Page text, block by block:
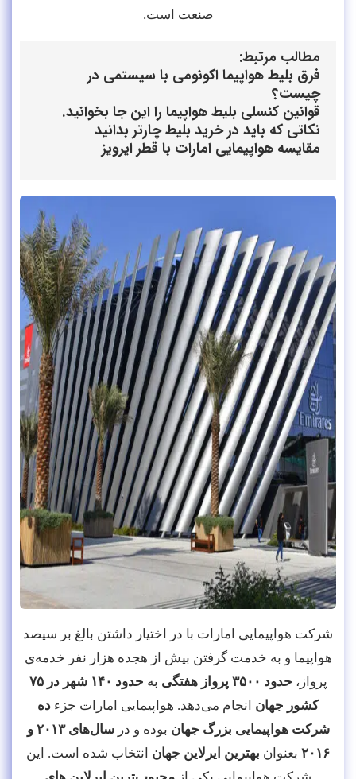
صنعت است.
مطالب مرتبط:
فرق بلیط هواپیما اکونومی با سیستمی در
چیست؟
قوانین کنسلی بلیط هواپیما را این جا بخوانید.
نکاتی که باید در خرید بلیط چارتر بدانید
مقایسه هواپیمایی امارات با قطر ایرویز
شرکت هواپیمایی امارات با در اختیار داشتن بالغ بر سیصد
هواپیما و به خدمت گرفتن بیش از هجده هزار نفر خدمه‌ی
پرواز، حدود ۳۵۰۰ پرواز هفتگی به
حدود ۱۴۰ شهر در ۷۵
کشور جهان انجام می‌دهد. هواپیمایی امارات جزء ده
شرکت هواپیمایی بزرگ جهان بوده و در
سال‌های ۲۰۱۳ و
۲۰۱۶ بعنوان بهترین ایرلاین جهان انتخاب شده است. این